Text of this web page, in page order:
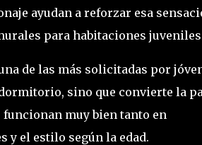
ayudan a reforzar esa
para habitaciones
de las más solicitadas por
sino que convierte la
funcionan muy bien tanto en
y el estilo según la edad.